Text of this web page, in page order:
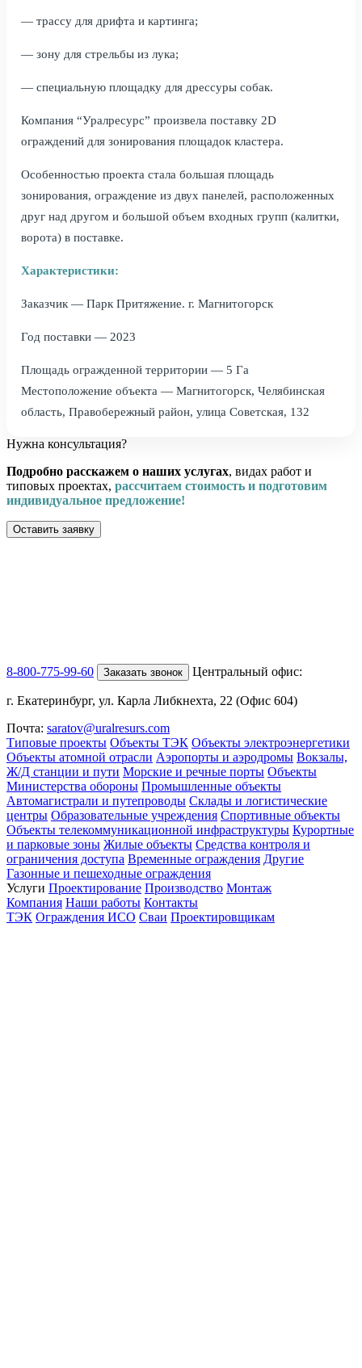
— трассу для дрифта и картинга;
— зону для стрельбы из лука;
— специальную площадку для дрессуры собак.
Компания “Уралресурс” произвела поставку 2D
ограждений для зонирования площадок кластера.
Особенностью проекта стала большая площадь
зонирования, ограждение из двух панелей, расположенных
друг над другом и большой объем входных групп (калитки,
ворота) в поставке.
Характеристики:
Заказчик — Парк Притяжение. г. Магнитогорск
Год поставки — 2023
Площадь огражденной территории — 5 Га
Местоположение объекта — Магнитогорск, Челябинская
область, Правобережный район, улица Советская, 132
Нужна консультация?
Подробно расскажем о наших услугах, видах работ и
типовых проектах, рассчитаем стоимость и подготовим
индивидуальное предложение!
Оставить заявку
8-800-775-99-60 Заказать звонок Центральный офис:
г. Екатеринбург, ул. Карла Либкнехта, 22 (Офис 604)
Почта: saratov@uralresurs.com
Типовые проекты Объекты ТЭК Объекты электроэнергетики
Объекты атомной отрасли Аэропорты и аэродромы Вокзалы,
Ж/Д станции и пути Морские и речные порты Объекты
Министерства обороны Промышленные объекты
Автомагистрали и путепроводы Склады и логистические
центры Образовательные учреждения Спортивные объекты
Объекты телекоммуникационной инфраструктуры Курортные
и парковые зоны Жилые объекты Средства контроля и
ограничения доступа Временные ограждения Другие
Газонные и пешеходные ограждения
Услуги Проектирование Производство Монтаж
Компания Наши работы Контакты
ТЭК Ограждения ИСО Сваи Проектировщикам